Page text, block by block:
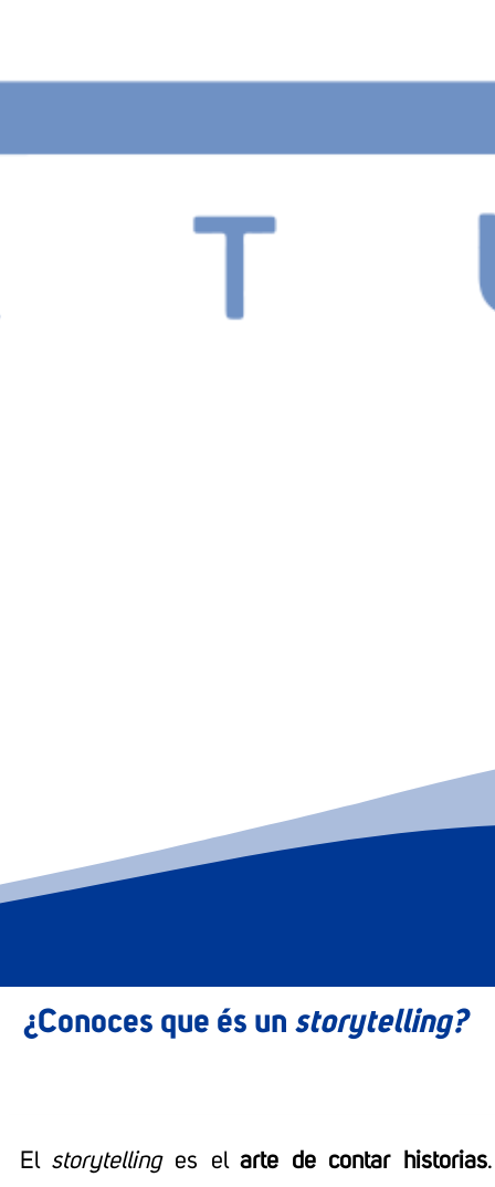
¿Conoces que és un storytelling?
El storytellinges elarte de contar historias